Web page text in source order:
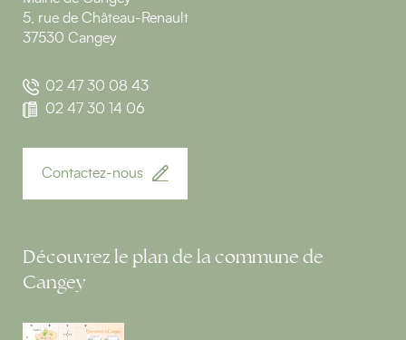
5, rue de Château-Renault
37530 Cangey
02 47 30 08 43
02 47 30 14 06
Contactez-nous
Découvrez le plan de la commune de
Cangey